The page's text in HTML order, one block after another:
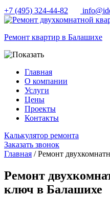
+7 (495) 324-44-82
Ремонт квартир в Балашихе
Главная
О компании
Услуги
Цены
Проекты
Контакты
Калькулятор ремонта
Заказать звонок
Главная / Ремонт
Ремонт
ключ в Балашихе